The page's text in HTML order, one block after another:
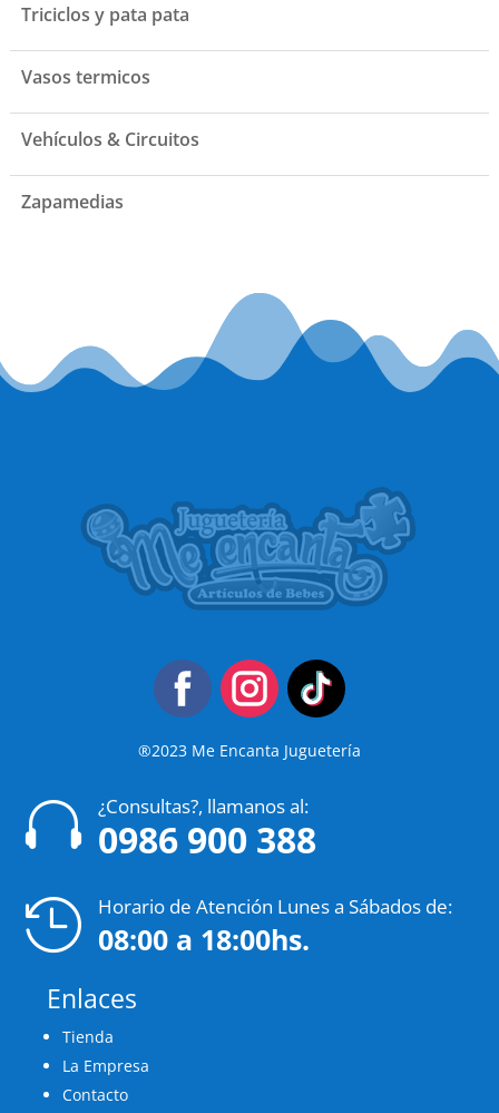
Triciclos y pata pata
Vasos termicos
Vehículos & Circuitos
Zapamedias
®2023 Me Encanta Juguetería
 ¿Consultas?, llamanos al:
0986 900 388
 Horario de Atención Lunes a Sábados de:
08:00 a 18:00hs.
Enlaces
Tienda
La Empresa
Contacto